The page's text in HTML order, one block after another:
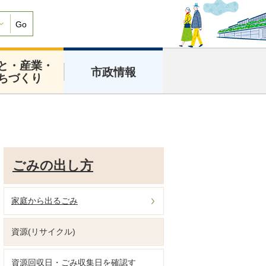
Go
・産業・
づくり
市政情報
ごみの出し方
家庭から出るごみ
資源(リサイクル)
資源回収日・ごみ収集日を確認す